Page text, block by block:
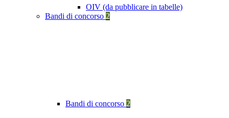
OIV (da pubblicare in tabelle)
Bandi di concorso 2
Bandi di concorso 2